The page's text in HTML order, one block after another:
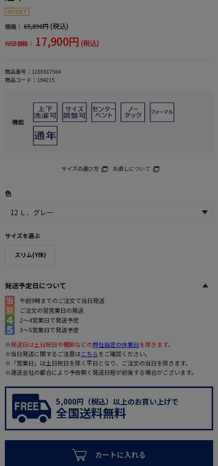
OUTLET
価格： 65,890円 (税込)
WEB価格： 17,900円 (税込)
商品番号： 1203817564
商品コード： 194215
機能
サイズの選び方 お直しについて
色
サイズを選ぶ
スリム(Y体)
発送予定日について
午前9時までのご注文で当日発送
ご注文の翌営業日の発送
2～4営業日で発送予定
3～5営業日で発送予定
※発送日は土日祝日や棚卸などの弊社指定の休業日を除きます。
※当日発送に関するご注意はこちらをご確認ください。
※「営業日」は土日祝日を除く平日となり、ご注文の当日を除きます。
※運送会社の都合により予告無く発送日程が前後する場合がございます。
5,000円（税込）以上のお買い上げで
全国送料無料
カートに入れる